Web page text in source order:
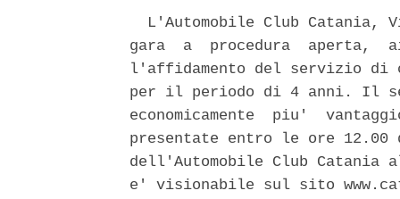
L'Automobile Club Catania,
gara  a  procedura  aperta,
l'affidamento del servizio di
per il periodo di 4 anni. Il
economicamente  piu'
presentate entro le ore 12.00
dell'Automobile Club
e' visionabile sul sito